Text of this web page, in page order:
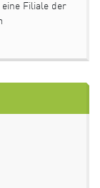
Filiale der